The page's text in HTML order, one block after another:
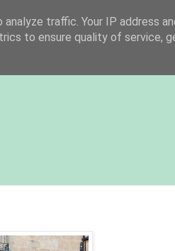
traffic. Your IP address
to ensure quality of service,